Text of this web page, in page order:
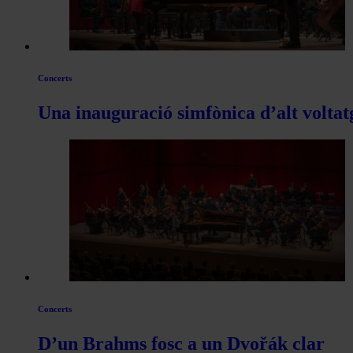
Concerts
Una inauguració simfònica d’alt
Concerts
D’un Brahms fosc a un Dvořák clar